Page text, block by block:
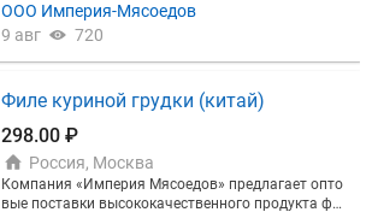
нные, без жёлтой кожи, фасовка по 1 кг, в коробке
6 вложений. Коробка 12 кг. Отгрузка от 20 тонн. Ц
амовывоз с Брянска или доставка транспортной
ООО Империя-Мясоедов
9 авг
720
Филе куриной грудки (китай)
298.00 ₽
Россия, Москва
Компания «Империя Мясоедов» предлагает опто
вые поставки высококачественного продукта фи